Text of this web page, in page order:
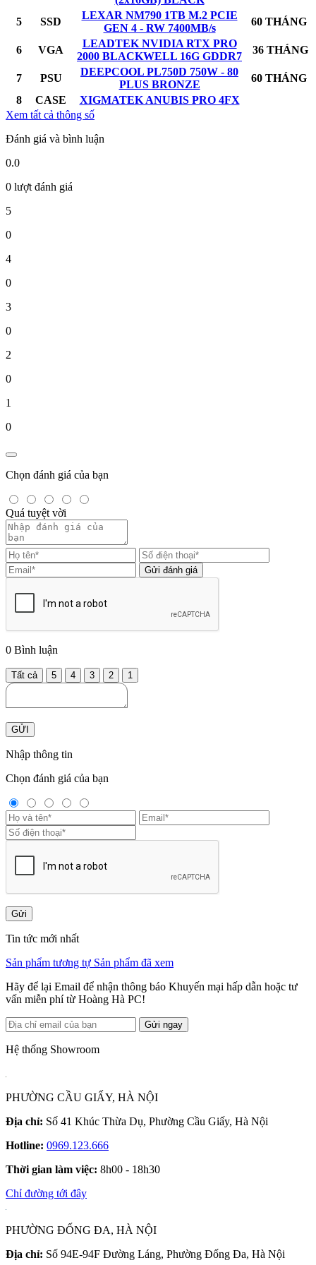
5
SSD
LEXAR NM790 1TB M.2 PCIE
GEN 4 - RW 7400MB/s
60 THÁNG
6 VGA
LEADTEK NVIDIA RTX PRO
2000 BLACKWELL 16G GDDR7
36 THÁNG
7 PSU
DEEPCOOL PL750D 750W - 80
PLUS BRONZE
60 THÁNG
8
CASE
XIGMATEK ANUBIS PRO 4FX
Xem tất cả thông số
Đánh giá và bình luận
0.0
0 lượt đánh giá
5
0
4
0
3
0
2
0
1
0
Chọn đánh giá của bạn
Quá tuyệt vời
Gửi đánh giá
0 Bình luận
Tất cả 5 4 3 2 1
GỬI
Nhập thông tin
Chọn đánh giá của bạn
Gửi
Tin tức mới nhất
Sản phẩm tương tự Sản phẩm đã xem
Hãy để lại Email để nhận thông báo Khuyến mại hấp dẫn hoặc tư
vấn miễn phí từ Hoàng Hà PC!
Gửi ngay
Hệ thống Showroom
PHƯỜNG CẦU GIẤY, HÀ NỘI
Địa chỉ: Số 41 Khúc Thừa Dụ, Phường Cầu Giấy, Hà Nội
Hotline: 0969.123.666
Thời gian làm việc: 8h00 - 18h30
Chỉ đường tới đây
PHƯỜNG ĐỐNG ĐA, HÀ NỘI
Địa chỉ: Số 94E-94F Đường Láng, Phường Đống Đa, Hà Nội